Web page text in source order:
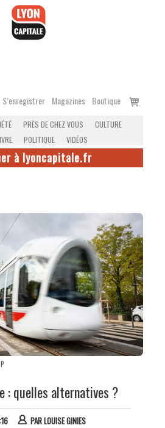
S’enregistrer Magazines Boutique
Voir
PRÈS DE CHEZ VOUS
CULTURE
POLITIQUE VIDÉOS
à lyoncapitale.fr
: quelles alternatives ?
PARLOUISE GINIES